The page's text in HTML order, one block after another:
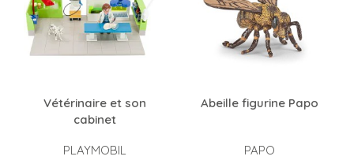
Vétérinaire et son
cabinet
PLAYMOBIL
Abeille figurine Papo
PAPO